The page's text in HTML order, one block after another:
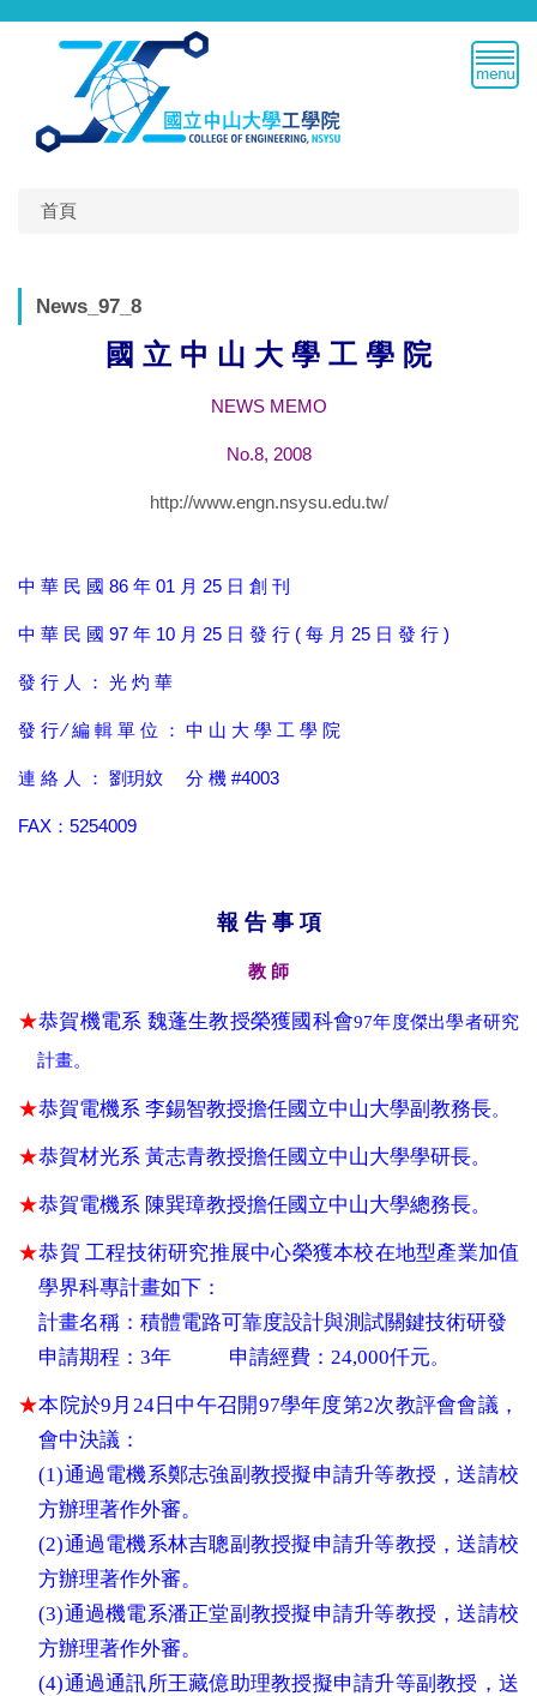
跳
首頁
News_97_8
國 立 中 山 大 學 工 學 院
NEWS MEMO
No.8, 2008
http://www.engn.nsysu.edu.tw/
中 華 民 國 86 年 01 月 25 日 創 刊
中 華 民 國 97 年 10 月 25 日 發 行 ( 每 月 25 日 發 行 )
發 行 人 ： 光 灼 華
發 行 ∕ 編 輯 單 位 ： 中 山 大 學 工 學 院
連 絡 人 ： 劉玥妏 分 機 #4003
FAX：5254009
報 告 事 項
教 師
★恭賀機電系 魏蓬生教授榮獲國科會97年度傑出學者研究
計畫。
★恭賀電機系 李錫智教授擔任國立中山大學副教務長。
★恭賀材光系 黃志青教授擔任國立中山大學學研長。
★恭賀電機系 陳巽璋教授擔任國立中山大學總務長。
★恭賀 工程技術研究推展中心榮獲本校在地型產業加值
學界科專計畫如下：
計畫名稱：積體電路可靠度設計與測試關鍵技術研發
申請期程：3年 申請經費：24,000仟元。
★本院於9 月 24日中午召開97學年度第2次教評會會議，
會中決議：
(1)通過電機系鄭志強副教授擬申請升等教授，送請校
方辦理著作外審。
(2)通過電機系林吉聰副教授擬申請升等教授，送請校
方辦理著作外審。
(3)通過機電系潘正堂副教授擬申請升等教授，送請校
方辦理著作外審。
(4)通過通訊所王藏億助理教授擬申請升等副教授，送